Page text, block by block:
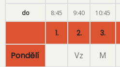
do 8:45 9:40 10:45
1. 2. 3.
Pondělí Vz M